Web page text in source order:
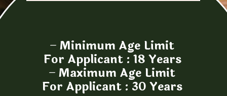
–Minimum Age Limit
For Applicant : 18 Years
–Maximum Age Limit
For Applicant : 30 Years